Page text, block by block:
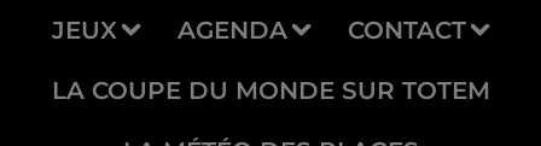
JEUX AGENDA CONTACT
LA COUPE DU MONDE SUR TOTEM